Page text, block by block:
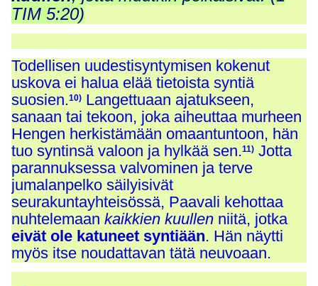
TIM 5:20)
Todellisen uudestisyntymisen kokenut
uskova ei halua elää tietoista syntiä
suosien.10) Langettuaan ajatukseen,
sanaan tai tekoon, joka aiheuttaa murheen
Hengen herkistämään omaantuntoon, hän
tuo syntinsä valoon ja hylkää sen.11) Jotta
parannuksessa valvominen ja terve
jumalanpelko säilyisivät
seurakuntayhteisössä, Paavali kehottaa
nuhtelemaankaikkien kuullen niitä, jotka
eivät ole katuneet syntiään. Hän näytti
myös itse noudattavan tätä neuvoaan.